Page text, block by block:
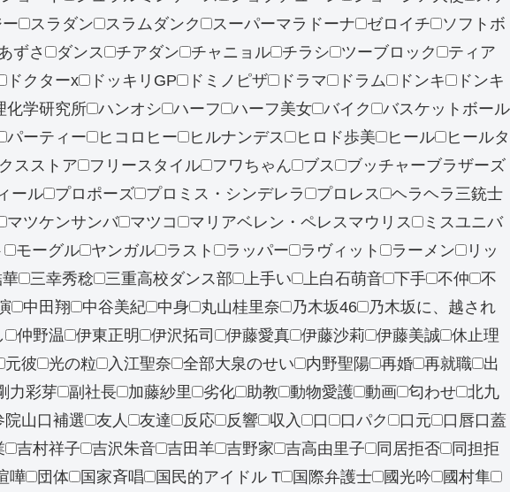
スラダン スラムダンク スーパーマラドーナ ゼロイチ
ソフトボ
ずさ ダンス チアダン チャニョル チラシ ツーブロック
ティア
ドクターx ドッキリGP ドミノピザ ドラマ ドラム ドンキ
ドンキ
化学研究所 ハンオシ ハーフ ハーフ美女 バイク
バスケットボール
パーティー ヒコロヒー ヒルナンデス ヒロド歩美 ヒール
ヒールタ
スストア フリースタイル フワちゃん ブス
ブッチャーブラザーズ
ール プロポーズ プロミス・シンデレラ プロレス
ヘラヘラ三銃士
マツケンサンバ マツコ マリアベレン・ペレスマウリス
ミスユニバ
モーグル ヤンガル ラスト ラッパー ラヴィット ラーメン
リッ
三幸秀稔 三重高校ダンス部 上手い 上白石萌音 下手 不仲
不
中田翔 中谷美紀 中身 丸山桂里奈 乃木坂46
乃木坂に、越され
仲野温 伊東正明 伊沢拓司 伊藤愛真 伊藤沙莉 伊藤美誠
休止理
元彼 光の粒 入江聖奈 全部大泉のせい 内野聖陽 再婚 再就職
出
力彩芽 副社長 加藤紗里 劣化 助教 動物愛護 動画 匂わせ
北九
院山口補選 友人 友達 反応 反響 収入 口 口パク 口元
口唇口蓋
吉村祥子 吉沢朱音 吉田羊 吉野家 吉高由里子 同居拒否
同担拒
嘩 団体 国家斉唱 国民的アイドル T 国際弁護士 國光吟
國村隼